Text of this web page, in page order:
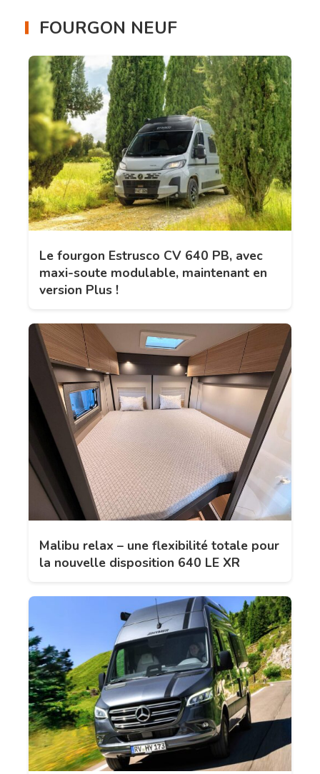
FOURGON NEUF
Le fourgon Estrusco CV 640 PB, avec
maxi-soute modulable, maintenant en
version Plus !
Malibu relax – une flexibilité totale pour
la nouvelle disposition 640 LE XR